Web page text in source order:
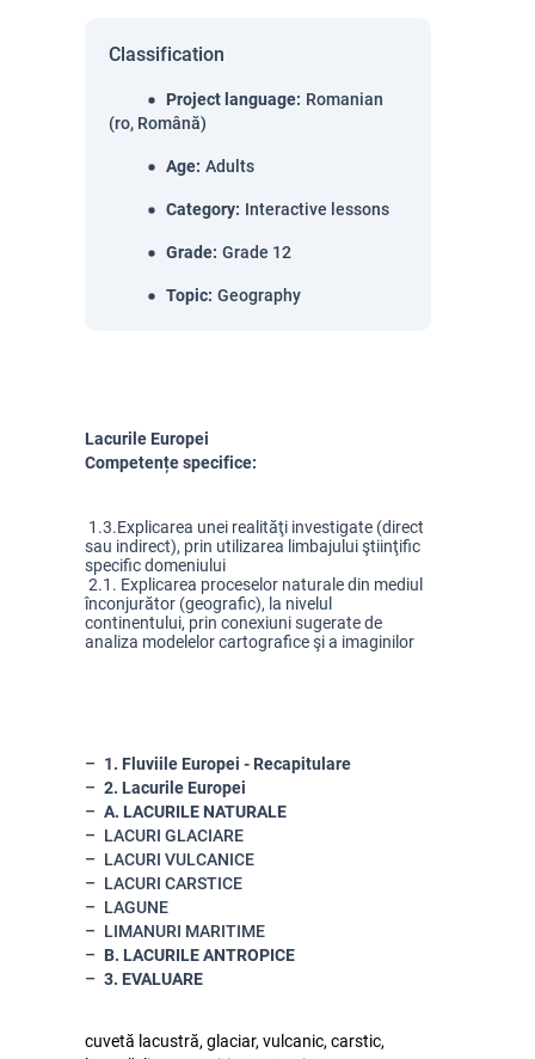
Classification
Project language: Romanian
(ro, Română)
Age: Adults
Category: Interactive lessons
Grade: Grade 12
Topic: Geography
Lacurile Europei
Competențe specifice:
1.3.Explicarea unei realităţi investigate (direct
sau indirect), prin utilizarea limbajului ştiinţific
specific domeniului
înconjurător (geografic), la nivelul
continentului, prin conexiuni sugerate de
analiza modelelor cartografice şi a imaginilor
1. Fluviile Europei - Recapitulare
2. Lacurile Europei
A. LACURILE NATURALE
LACURI GLACIARE
LACURI VULCANICE
LACURI CARSTICE
LAGUNE
LIMANURI MARITIME
B. LACURILE ANTROPICE
3. EVALUARE
cuvetă lacustră, glaciar, vulcanic, carstic,